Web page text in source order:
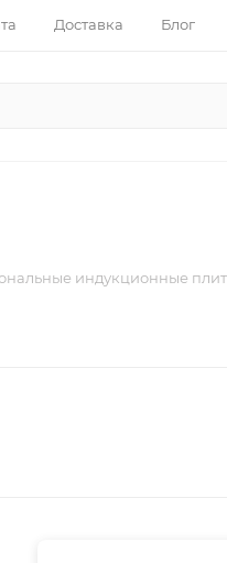
Доставка Блог
индукционные